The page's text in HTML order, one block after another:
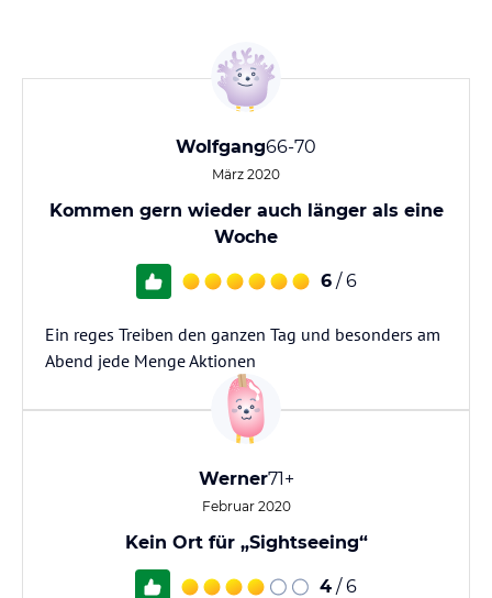
Wolfgang66-70
März 2020
Kommen gern wieder auch länger als eine
Woche
6 / 6
Ein reges Treiben den ganzen Tag und besonders am
Abend jede Menge Aktionen
Werner71+
Februar 2020
Kein Ort für „Sightseeing“
4 / 6